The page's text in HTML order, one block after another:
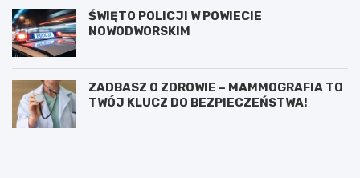
ŚWIĘTO POLICJI W POWIECIE
NOWODWORSKIM
ZADBASZ O ZDROWIE – MAMMOGRAFIA TO
TWÓJ KLUCZ DO BEZPIECZEŃSTWA!